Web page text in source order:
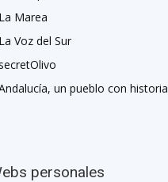
Marea
Voz del Sur
un pueblo con historia
personales